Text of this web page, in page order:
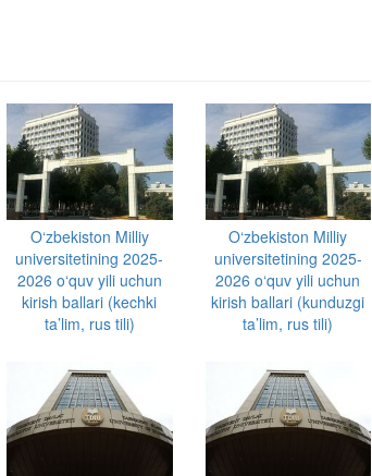
O‘zbekiston Milliy
universitetining 2025-
2026 o‘quv yili uchun
kirish ballari (kechki
ta’lim, rus tili)
O‘zbekiston Milliy
universitetining 2025-
2026 o‘quv yili uchun
kirish ballari (kunduzgi
ta’lim, rus tili)